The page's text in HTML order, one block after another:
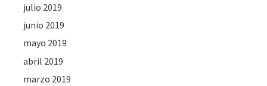
julio 2019
junio 2019
mayo 2019
abril 2019
marzo 2019